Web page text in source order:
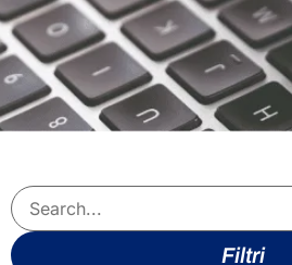
Filtri